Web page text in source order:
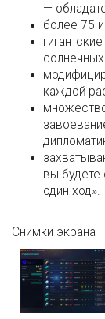
—
более 75
каждой
вы будете
один ход».
Снимки экрана